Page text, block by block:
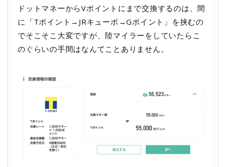
ドットマネーからVポイントにまで交換するのは、間
に「Tポイント→JRキューポ→Gポイント」を挟むの
でそこそこ大変ですが、陸マイラーをしていたらこ
のぐらいの手間はなんてことありません。